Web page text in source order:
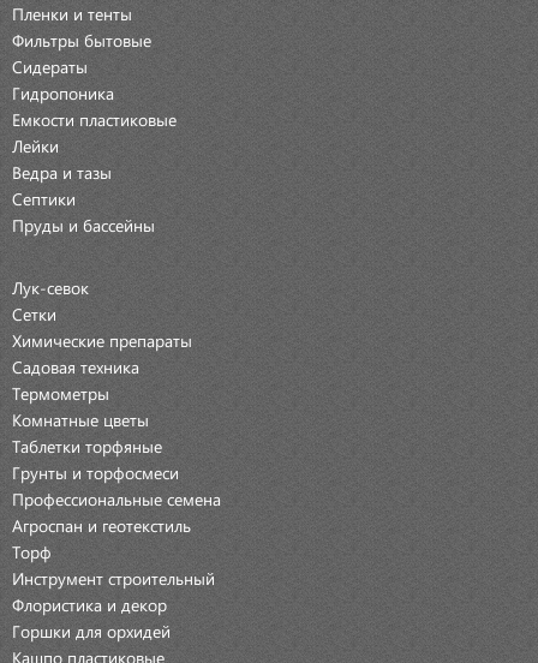
Пленки и тенты
Фильтры бытовые
Сидераты
Гидропоника
Емкости пластиковые
Лейки
Ведра и тазы
Септики
Пруды и бассейны
Лук-севок
Сетки
Химические препараты
Садовая техника
Термометры
Комнатные цветы
Таблетки торфяные
Грунты и торфосмеси
Профессиональные семена
Агроспан и геотекстиль
Торф
Инструмент строительный
Флористика и декор
Горшки для орхидей
Кашпо пластиковые